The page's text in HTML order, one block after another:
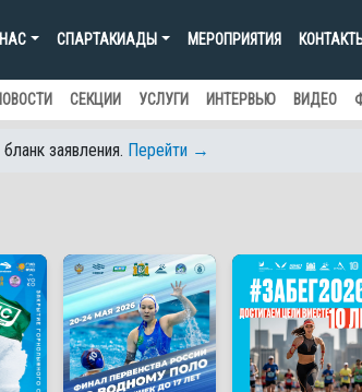
СПАРТАКИАДЫ МЕРОПРИЯТИЯ
СЕКЦИИ УСЛУГИ ИНТЕРВЬЮ ВИДЕО
заявления. Перейти →